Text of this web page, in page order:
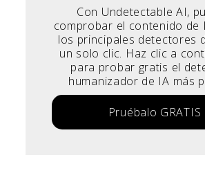
Con Undetectable AI,
comprobar el contenido de
los principales detectores
un solo clic. Haz clic a
para probar gratis el
humanizador de IA más
Pruébalo GRATIS